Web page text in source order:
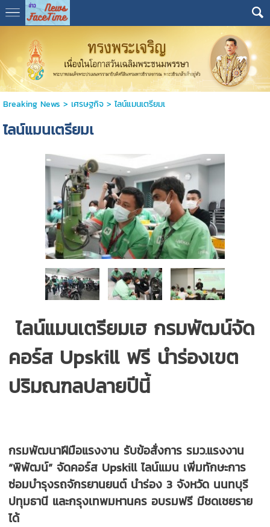
Breaking News > เศรษฐกิจ> ไลน์แมนเตรียมเ
ไลน์แมนเตรียมเ
ไลน์แมนเตรียมเฮ กรมพัฒน์จัด
คอร์ส Upskill ฟรี นำร่องเขต
ปริมณฑลปลายปีนี้
กรมพัฒนาฝีมือแรงงาน รับข้อสั่งการ รมว.แรงงาน
“พิพัฒน์” จัดคอร์ส Upskill ไลน์แมน เพิ่มทักษะการ
ซ่อมบำรุงรถจักรยานยนต์ นำร่อง 3 จังหวัด นนทบุรี
ปทุมธานี และกรุงเทพมหานคร อบรมฟรี มีชดเชยราย
ได้